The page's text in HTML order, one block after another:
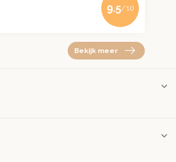
9.5/10
Bekijk meer